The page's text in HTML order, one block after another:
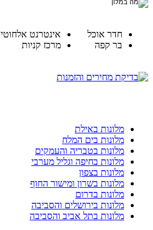
חדר אוכל
בר קפה
אינטרנט אלחוטי
מרכז קניות
מלונות באילת
מלונות בים המלח
מלונות בטבריה והעמקים
מלונות בחיפה וגליל מערבי
מלונות בצפון
מלונות בשרון ומישור החוף
מלונות בדרום
מלונות בירושלים והסביבה
מלונות בתל אביב והסביבה